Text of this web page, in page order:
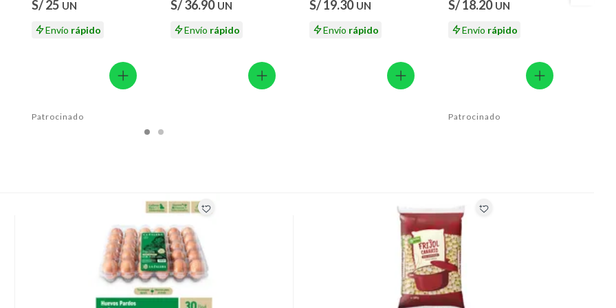
alimenticios, vitaminas.
S/ 25 UN
Envío rápido
Patrocinado
S/ 36.90 UN
Envío rápido
S/ 19.30 UN
Envío rápido
S/ 18.20 UN
Envío rápido
Patrocinado